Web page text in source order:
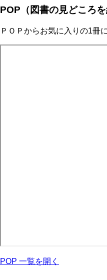
POP（図書の見どころ
ＰＯＰからお気に入りの1冊
POP 一覧を開く